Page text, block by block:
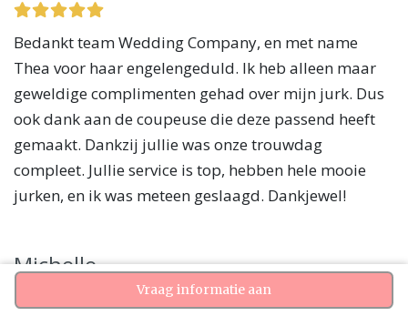
Vraag informatie aan
Bedankt team Wedding Company, en met name
Thea voor haar engelengeduld. Ik heb alleen maar
geweldige complimenten gehad over mijn jurk. Dus
ook dank aan de coupeuse die deze passend heeft
gemaakt. Dankzij jullie was onze trouwdag
compleet. Jullie service is top, hebben hele mooie
jurken, en ik was meteen geslaagd. Dankjewel!
Michelle